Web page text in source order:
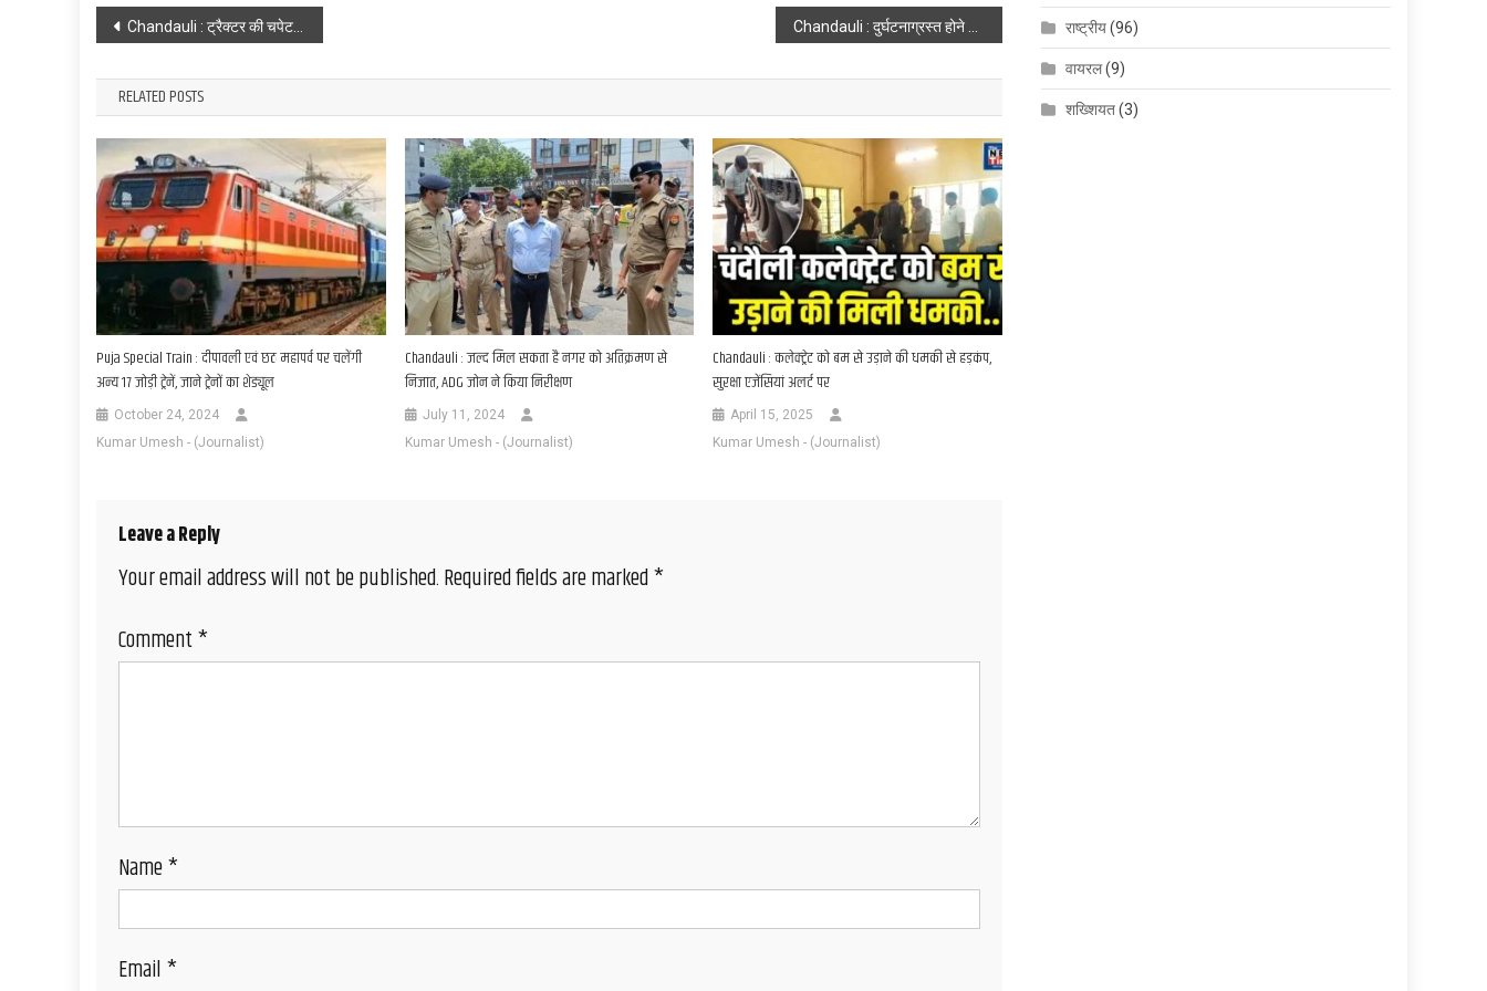
Post
navigation
Chandauli : ट्रैक्टर की चपेट में आने से पत्नी की मौत, पति घायल
RELATED POSTS
Puja Special Train : दीपावली एवं छठ महापर्व पर चलेंगी
अन्य 17 जोड़ी ट्रेनें, जाने ट्रेनों का शेड्यूल
October 24, 2024
Kumar Umesh - (Journalist)
Chandauli : जल्द मिल सकता है नगर को अतिक्रमण से
निजात, ADG जोन ने किया निरीक्षण
July 11, 2024
Kumar Umesh - (Journalist)
Chandauli : कलेक्ट्रेट को बम से उड़ाने की धमकी से हड़कंप,
सुरक्षा एजेंसियां अलर्ट पर
April 15, 2025
Kumar Umesh - (Journalist)
Leave a Reply
Your email address will not be published.Required fields are marked*
Comment*
Name*
Email*
राष्ट्रीय(96)
वायरल(9)
शख्शियत(3)